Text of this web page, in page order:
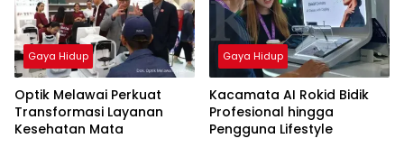
Gaya Hidup
Optik Melawai Perkuat
Transformasi Layanan
Kesehatan Mata
Gaya Hidup
Kacamata AI Rokid Bidik
Profesional hingga
Pengguna Lifestyle